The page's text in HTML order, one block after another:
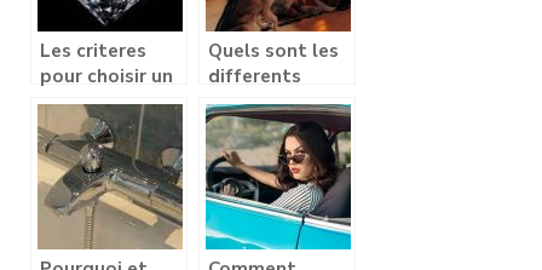
Les criteres
pour choisir un
bijou de qualite
en diamant
Quels sont les
differents
types de
chauffage a
installer chez
soi ?